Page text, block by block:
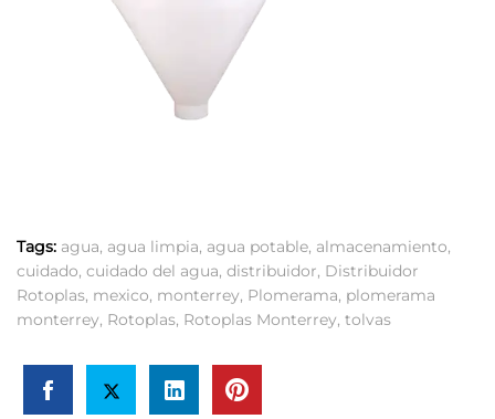
Tags: agua, agua limpia, agua potable, almacenamiento,
cuidado, cuidado del agua, distribuidor, Distribuidor
Rotoplas, mexico, monterrey, Plomerama, plomerama
monterrey, Rotoplas, Rotoplas Monterrey, tolvas